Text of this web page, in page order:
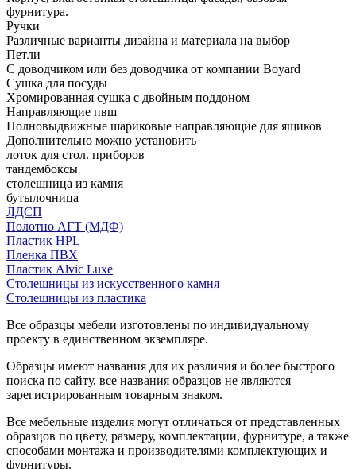
фурнитура.
Ручки
Различные варианты дизайна и материала на выбор
Петли
С доводчиком или без доводчика от компании Boyard
Сушка для посуды
Хромированная сушка с двойным поддоном
Направляющие пвш
Полновыдвижные шариковые направляющие для ящиков
Дополнительно можно установить
лоток для стол. приборов
тандембоксы
столешница из камня
бутылочница
ЛДСП
Полотно АГТ (МДФ)
Пластик HPL
Пленка ПВХ
Пластик Alvic Luxe
Столешницы из искусственного камня
Столешницы из пластика
Все образцы мебели изготовлены по индивидуальному
проекту в единственном экземпляре.
Образцы имеют названия для их различия и более быстрого
поиска по сайту, все названия образцов не являются
зарегистрированным товарным знаком.
Все мебельные изделия могут отличаться от представленных
образцов по цвету, размеру, комплектации, фурнитуре, а также
способами монтажа и производителями комплектующих и
фурнитуры.